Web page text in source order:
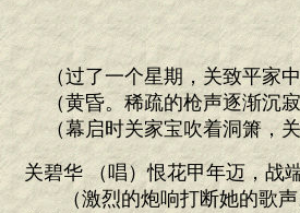
（过了一个星期，关致平家
（黄昏。稀疏的枪声逐渐沉寂
（幕启时关家宝吹着洞箫，关
关碧华 （唱）恨花甲年迈，战
（激烈的炮响打断她的歌声